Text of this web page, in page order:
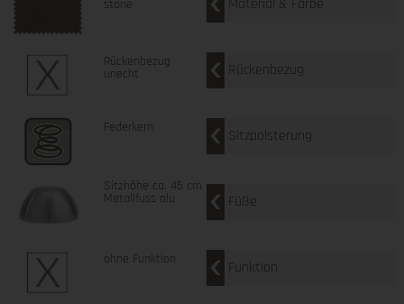
stone Material & Farbe
Rückenbezug
unecht Rückenbezug
Federkern Sitzpolsterung
Sitzhöhe ca. 45 cm
Metallfuss alu Füße
ohne Funktion Funktion